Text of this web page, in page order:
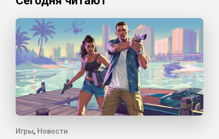
Игры, Новости